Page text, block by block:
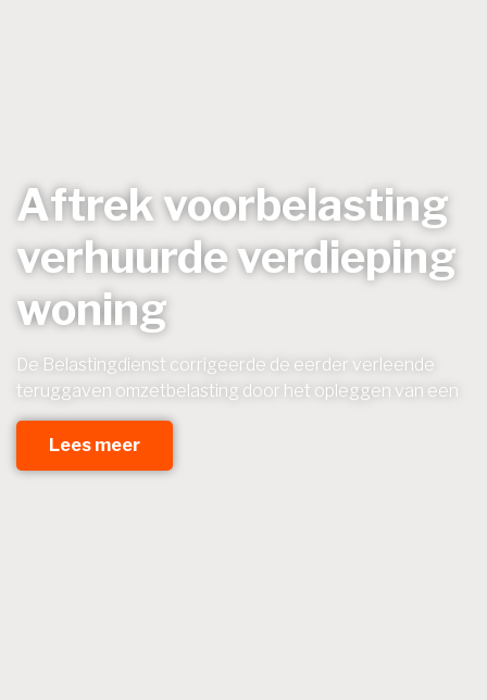
Aftrek voorbelasting
verhuurde verdieping
woning
De Belastingdienst corrigeerde de eerder verleende
teruggaven omzetbelasting door het opleggen van een
Lees meer